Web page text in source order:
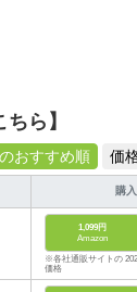
ら】
おすすめ順 価
購
1,099円
Amazon
※各社通販サイトの
価格